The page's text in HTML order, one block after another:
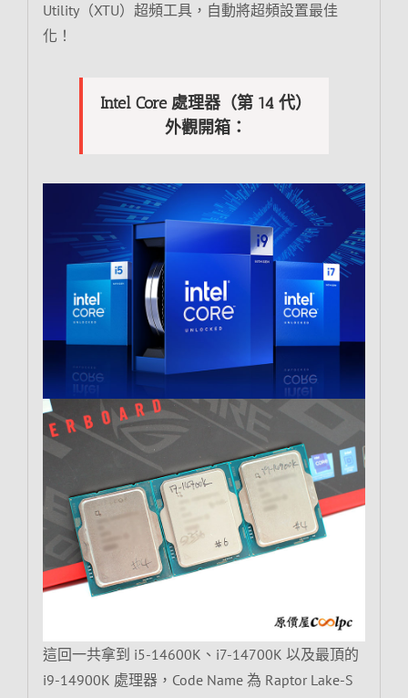
Utility（XTU）超頻工具，自動將超頻設置最佳
化！
Intel Core 處理器（第 14 代）
外觀開箱：
這回一共拿到 i5-14600K、i7-14700K 以及最頂的
i9-14900K 處理器，Code Name 為 Raptor Lake-S